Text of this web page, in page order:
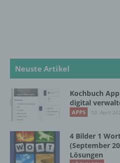
Neuste Artikel
Kochbuch
digital
APPS 03. April
4 Bilder 1
(September
Lösungen
Interessen,
Aufenthaltsort oder
natürlichen Person
f) Pseudonymisierung
Pseudonymisierung
personenbezogener
auf welche die
Informationen nicht
betroffenen Person
können, sofern diese
Informationen